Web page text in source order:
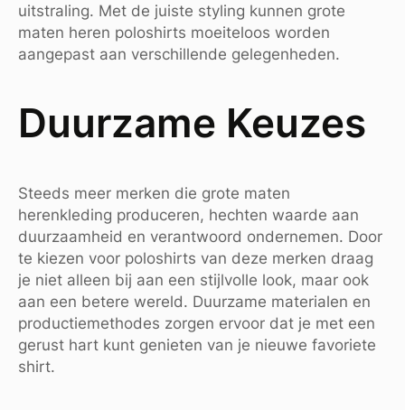
uitstraling. Met de juiste styling kunnen grote
maten heren poloshirts moeiteloos worden
aangepast aan verschillende gelegenheden.
Duurzame Keuzes
Steeds meer merken die grote maten
herenkleding produceren, hechten waarde aan
duurzaamheid en verantwoord ondernemen. Door
te kiezen voor poloshirts van deze merken draag
je niet alleen bij aan een stijlvolle look, maar ook
aan een betere wereld. Duurzame materialen en
productiemethodes zorgen ervoor dat je met een
gerust hart kunt genieten van je nieuwe favoriete
shirt.